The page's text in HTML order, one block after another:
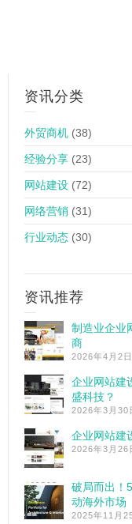
资讯分类
外贸商机 (38)
经验分享 (23)
网站建设 (72)
网络营销 (31)
行业动态 (30)
资讯推荐
制造业企业
商
2026年4月2日
企业网站建
盛科技？
2026年3月30
企业网站建
2026年3月26
破局而出！
动海外市场
2025年11月